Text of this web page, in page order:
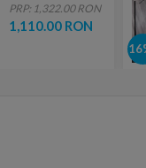
PRP: 1,322.00 RON
1,110.00 RON